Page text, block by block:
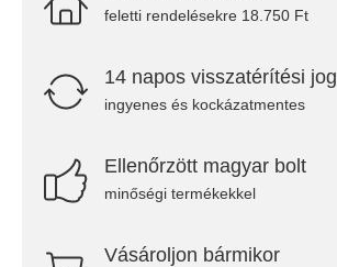
feletti rendelésekre 18.750 Ft
14 napos visszatérítési jog
ingyenes és kockázatmentes
Ellenőrzött magyar bolt
minőségi termékekkel
Vásároljon bármikor